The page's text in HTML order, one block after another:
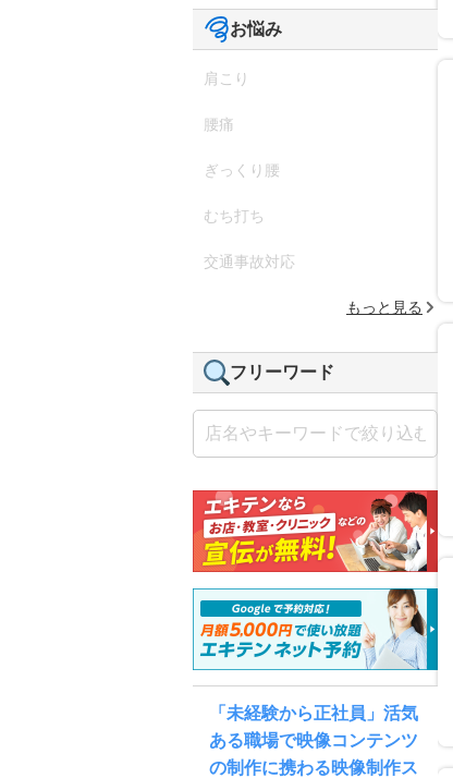
お悩み
肩こり
腰痛
ぎっくり腰
むち打ち
交通事故対応
もっと見る
フリーワード
「未経験から正社員」活気
ある職場で映像コンテンツ
の制作に携わる映像制作ス